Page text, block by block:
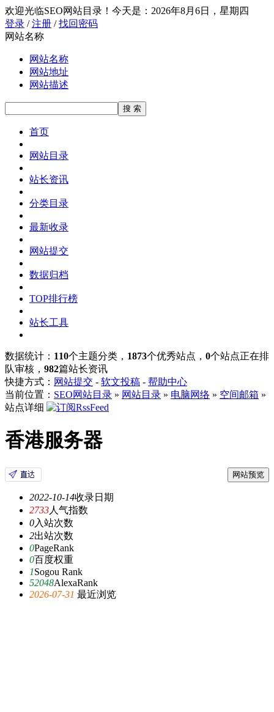
欢迎光临SEO网站目录！ 今天是：2026年8月6日，星期四
登录 /注册 /找回密码
网站名称
网站名称
网站地址
网站描述
首页
网站目录
站长资讯
分类目录
最新收录
网站提交
数据归档
TOP排行榜
站长工具
数据统计： 110个主题分类， 1873个优秀站点， 0个站点正在排
队审核， 982篇站长资讯
快捷方式： 网站提交 - 软文投稿 - 帮助中心
当前位置： SEO网站目录 » 网站目录 » 电脑网络 » 空间邮箱 »
站点详细
香港服务器
网站预览
2022-10-14收录日期
2733人气指数
0入站次数
2出站次数
0PageRank
0百度权重
1Sogou Rank
52048AlexaRank
2026-07-31 最近浏览